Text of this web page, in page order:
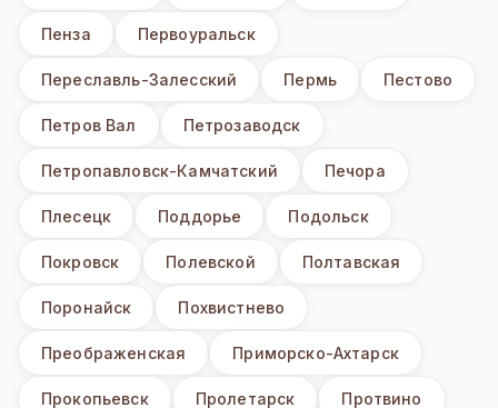
Пенза Первоуральск
Переславль-Залесский Пермь Пестово
Петров Вал Петрозаводск
Петропавловск-Камчатский Печора
Плесецк Поддорье Подольск
Покровск Полевской Полтавская
Поронайск Похвистнево
Преображенская Приморско-Ахтарск
Прокопьевск Пролетарск Протвино